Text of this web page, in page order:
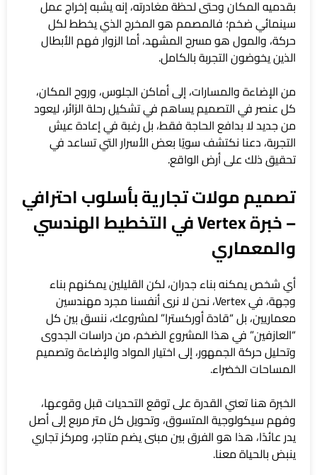
بقدميه المكان وحتى لحظة مغادرته، إنه يشبه إخراج عمل
سينمائي ضخم؛ فالمصمم هو المخرج الذي يخطط لكل
حركة، والمول هو مسرح المشهد، أما الزوار فهم الأبطال
الذين يخوضون التجربة بالكامل.
من الإضاءة والمسارات، إلى أماكن الجلوس، وروح المكان،
كل عنصر في التصميم يساهم في تشكيل رحلة الزائر، ليعود
من جديد لا بدافع الحاجة فقط، بل رغبة في إعادة عيش
التجربة، دعنا نكتشف سويًا بعض الأسرار التي تساعد في
تحقيق ذلك على أرض الواقع.
تصميم مولات تجارية بأسلوب احترافي
– خبرة Vertex في التخطيط الهندسي
والمعماري
أي شخص يمكنه بناء جدران، لكن القليلين يمكنهم بناء
وجهة، في Vertex، نحن لا نرى أنفسنا مجرد مهندسين
معماريين، بل “قادة أوركسترا” لمشروعك، ننسق بين كل
“العازفين” في هذا المشروع الضخم، من دراسات الجدوى
وتحليل حركة الجمهور، إلى اختيار المواد والإضاءة وتصميم
المساحات الخضراء.
الخبرة هنا تعني القدرة على توقع التحديات قبل وقوعها،
وفهم سيكولوجية المتسوق، وتحويل كل متر مربع إلى أصل
يدر عائدًا، هذا هو الفرق بين مبنى يضم متاجر، ومركز تجاري
ينبض بالحياة معنا.